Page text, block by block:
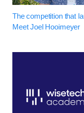
The competition that
Meet Joel Hooimeyer